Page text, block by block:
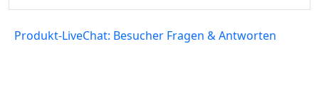
Produkt-LiveChat: Besucher Fragen & Antworten